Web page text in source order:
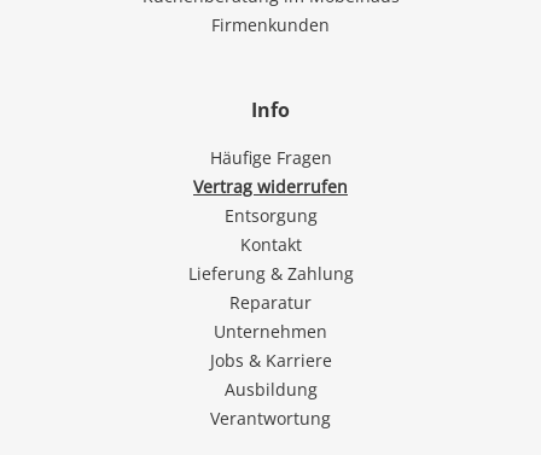
Firmenkunden
Info
Häufige Fragen
Vertrag widerrufen
Entsorgung
Kontakt
Lieferung & Zahlung
Reparatur
Unternehmen
Jobs & Karriere
Ausbildung
Verantwortung